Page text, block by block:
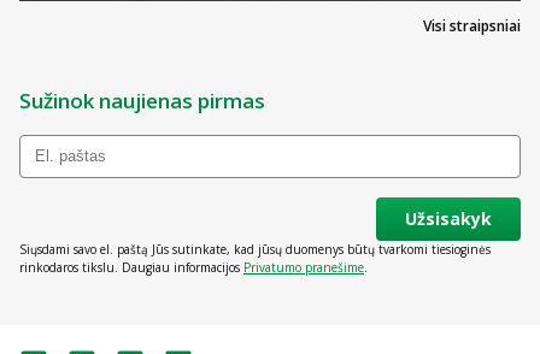
Visi straipsniai
Sužinok naujienas pirmas
Užsisakyk
Siųsdami savo el. paštą Jūs sutinkate, kad jūsų duomenys būtų tvarkomi tiesioginės
rinkodaros tikslu. Daugiau informacijos Privatumo pranešime.